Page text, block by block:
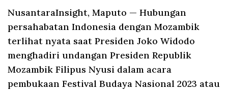
NusantaraInsight, Maputo — Hubungan
persahabatan Indonesia dengan Mozambik
terlihat nyata saat Presiden Joko Widodo
menghadiri undangan Presiden Republik
Mozambik Filipus Nyusi dalam acara
pembukaan Festival Budaya Nasional 2023 atau